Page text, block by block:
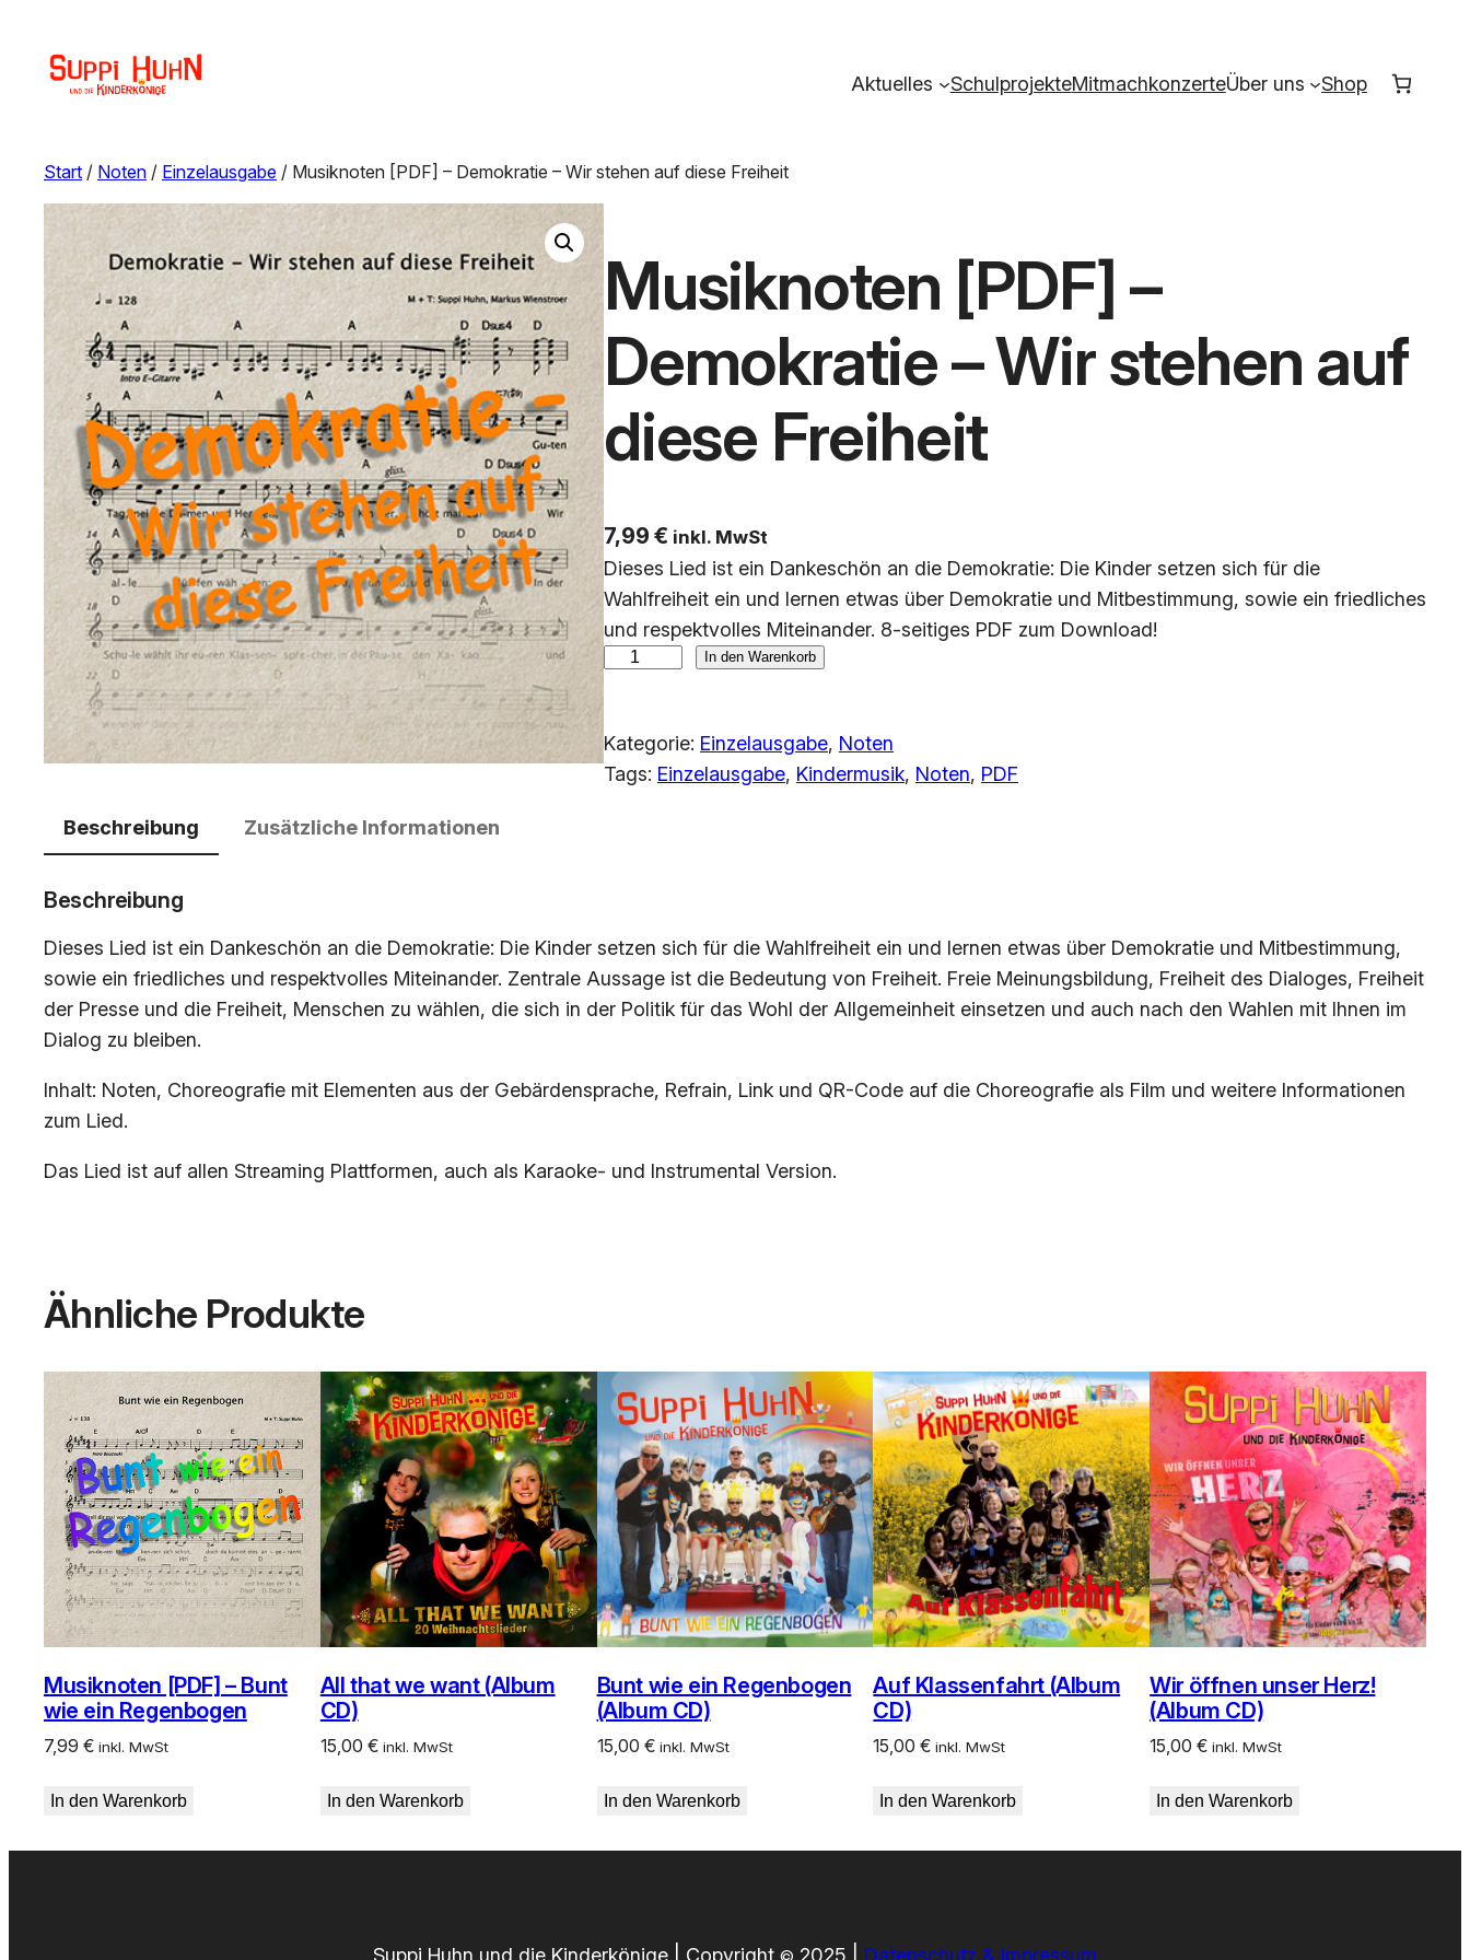
Aktuelles SchulprojekteMitmachkonzerteÜber uns Shop
Start / Noten / Einzelausgabe / Musiknoten [PDF] – Demokratie – Wir stehen auf diese Freiheit
Musiknoten [PDF] –
Demokratie – Wir stehen auf
diese Freiheit
7,99 € inkl. MwSt
Dieses Lied ist ein Dankeschön an die Demokratie: Die Kinder setzen sich für die
Wahlfreiheit ein und lernen etwas über Demokratie und Mitbestimmung, sowie ein friedliches
und respektvolles Miteinander. 8-seitiges PDF zum Download!
i
k
]
e
–
W
i
r
s
t
e
e
u
d
s
In den Warenkorb
Kategorie: Einzelausgabe, Noten
Tags: Einzelausgabe, Kindermusik, Noten, PDF
Beschreibung Zusätzliche Informationen
Beschreibung
Dieses Lied ist ein Dankeschön an die Demokratie: Die Kinder setzen sich für die Wahlfreiheit ein und lernen etwas über Demokratie und Mitbestimmung,
sowie ein friedliches und respektvolles Miteinander. Zentrale Aussage ist die Bedeutung von Freiheit. Freie Meinungsbildung, Freiheit des Dialoges, Freiheit
der Presse und die Freiheit, Menschen zu wählen, die sich in der Politik für das Wohl der Allgemeinheit einsetzen und auch nach den Wahlen mit Ihnen im
Dialog zu bleiben.
Inhalt: Noten, Choreografie mit Elementen aus der Gebärdensprache, Refrain, Link und QR-Code auf die Choreografie als Film und weitere Informationen
zum Lied.
Das Lied ist auf allen Streaming Plattformen, auch als Karaoke- und Instrumental Version.
Ähnliche Produkte
Musiknoten [PDF] – Bunt
wie ein Regenbogen
7,99 € inkl. MwSt
In den Warenkorb
All that we want (Album
CD)
15,00 € inkl. MwSt
In den Warenkorb
Bunt wie ein Regenbogen
(Album CD)
15,00 € inkl. MwSt
In den Warenkorb
Auf Klassenfahrt (Album
CD)
15,00€ inkl. MwSt
In den Warenkorb
Wir öffnen unser Herz!
(Album CD)
15,00€ inkl. MwSt
In den Warenkorb